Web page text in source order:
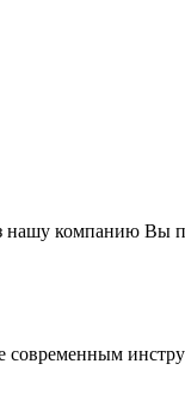
компанию Вы